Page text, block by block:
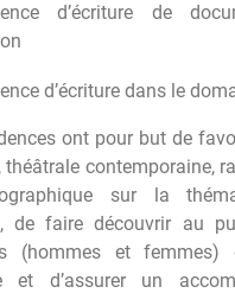
d’écriture de
d’écriture dans le
ont pour but de
théâtrale contemporaine,
sur la
de faire découvrir au
(hommes et femmes)
et d’assurer un